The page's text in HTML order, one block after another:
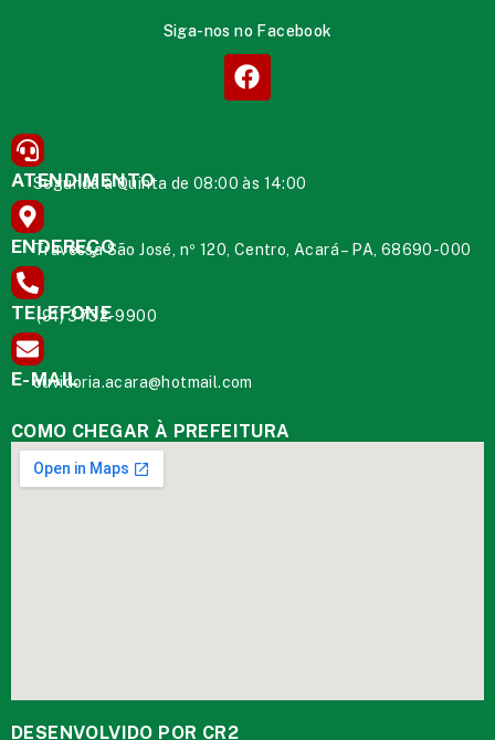
Siga-nos no Facebook
ATENDIMENTO
Segunda à Quinta de 08:00 às 14:00
ENDEREÇO
Travessa São José, nº 120, Centro, Acará – PA, 68690-000
TELEFONE
(91) 3732-9900
E-MAIL
ouvidoria.acara@hotmail.com
COMO CHEGAR À PREFEITURA
DESENVOLVIDO POR CR2